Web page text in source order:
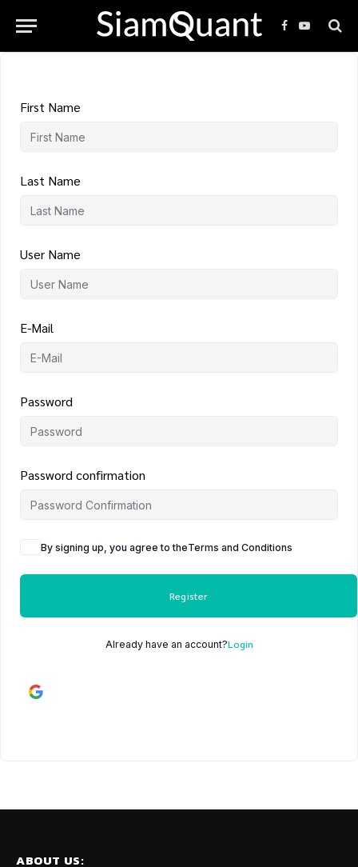
Facebook
YouTube
First Name
Last Name
User Name
E-Mail
Password
Password confirmation
By signing up, you agree to theTerms and Conditions
Register
Already have an account?Login
ABOUT US: